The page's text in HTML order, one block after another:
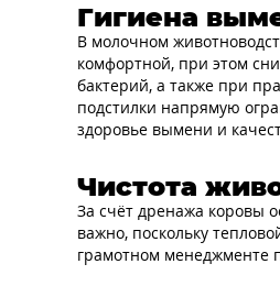
Гигиена
В молочном
комфортной, при этом
бактерий, а также при
подстилки напрямую
здоровье вымени и
Чистота
За счёт дренажа коровы
важно, поскольку
грамотном менеджменте